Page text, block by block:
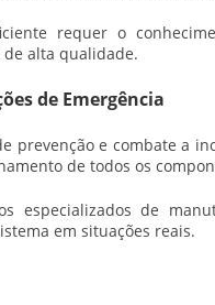
requer o
alta qualidade.
de Emergência
prevenção e combate a
de todos os
especializados de
em situações reais.